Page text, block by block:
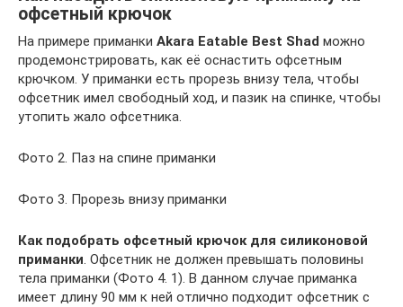
офсетный крючок
На примере приманки Akara Eatable Best Shad можно
продемонстрировать, как её оснастить офсетным
крючком. У приманки есть прорезь внизу тела, чтобы
офсетник имел свободный ход, и пазик на спинке, чтобы
утопить жало офсетника.
Фото 2. Паз на спине приманки
Фото 3. Прорезь внизу приманки
Как подобрать офсетный крючок для силиконовой
приманки. Офсетник не должен превышать половины
тела приманки (Фото 4. 1). В данном случае приманка
имеет длину 90 мм к ней отлично подходит офсетник с